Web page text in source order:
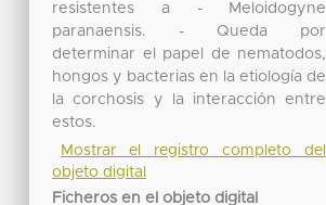
resistentes a - Meloidogyne
paranaensis. - Queda por
determinar el papel de nematodos,
hongos y bacterias en la etiología de
la corchosis y la interacción entre
estos.
Mostrar el registro completo del
objeto digital
Ficheros en el objeto digital